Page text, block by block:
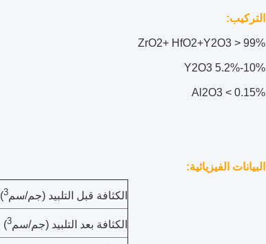
التركيب:
ZrO2+ HfO2+Y2O3 > 99%
Y2O3 5.2%-10%
Al2O3 < 0.15%
البيانات الفيزيائية:
الكثافة قبل التلبيد (جم/سم3
)
الكثافة بعد التلبيد (جم/سم3
)